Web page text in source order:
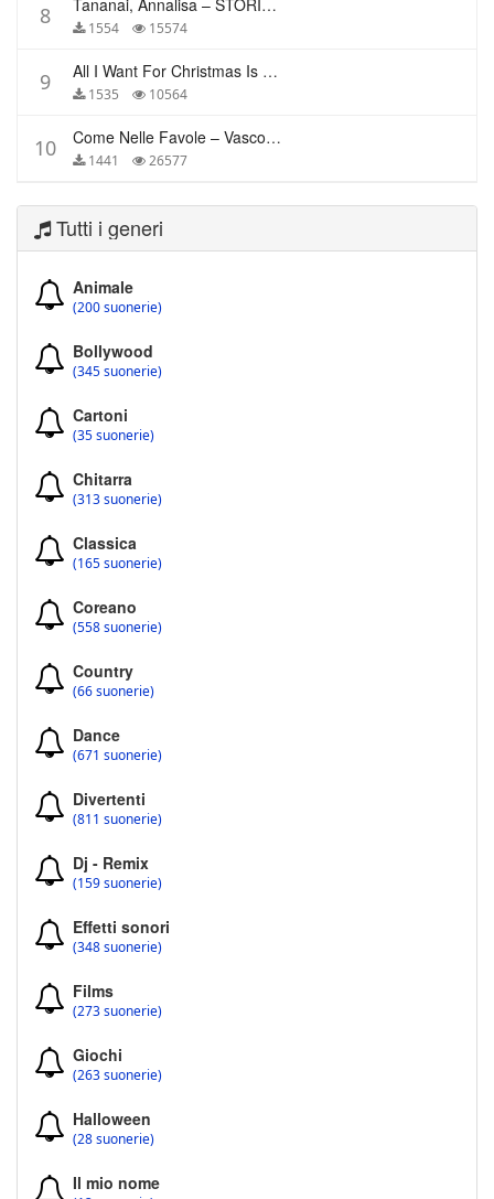
8 Tananai, Annalisa – STORIE BREVI
1554 15574
9 All I Want For Christmas Is You – Mariah Carey
1535 10564
10 Come Nelle Favole – Vasco Rossi
1441 26577
Tutti i generi
Animale
(200 suonerie)
Bollywood
(345 suonerie)
Cartoni
(35 suonerie)
Chitarra
(313 suonerie)
Classica
(165 suonerie)
Coreano
(558 suonerie)
Country
(66 suonerie)
Dance
(671 suonerie)
Divertenti
(811 suonerie)
Dj - Remix
(159 suonerie)
Effetti sonori
(348 suonerie)
Films
(273 suonerie)
Giochi
(263 suonerie)
Halloween
(28 suonerie)
Il mio nome